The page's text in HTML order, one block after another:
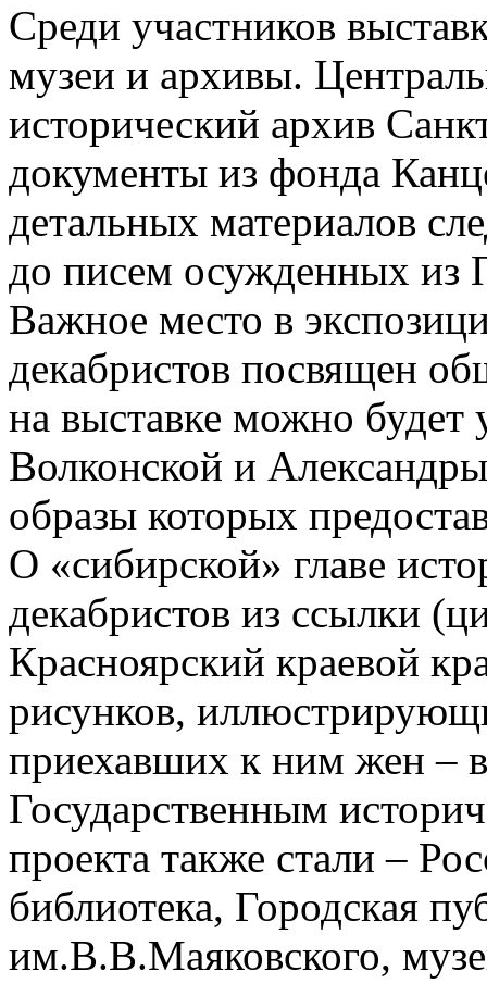
Среди участников
музеи и архивы.
исторический архив
документы из фонда
детальных материалов
до писем осужденных из
Важное место в
декабристов посвящен
на выставке можно
Волконской и
образы которых
О «сибирской» главе
декабристов из ссылки
Красноярский краевой
рисунков,
приехавших к ним жен –
Государственным
проекта также стали –
библиотека, Городская
им.В.В.Маяковского,